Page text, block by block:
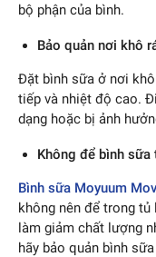
bộ phận của bình.
Bảo quản nơi khô
Đặt bình sữa ở nơi
tiếp và nhiệt độ cao.
dạng hoặc bị ảnh
Không để bình
Bình sữa Moyuum
không nên để trong
làm giảm chất lượng
hãy bảo quản bình